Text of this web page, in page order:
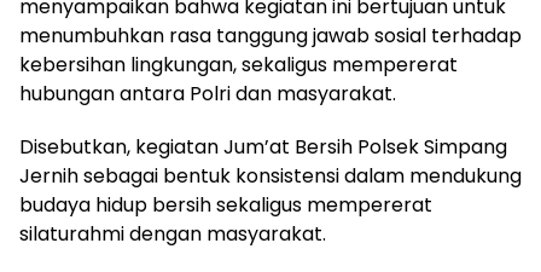
menyampaikan bahwa kegiatan ini bertujuan untuk
menumbuhkan rasa tanggung jawab sosial terhadap
kebersihan lingkungan, sekaligus mempererat
hubungan antara Polri dan masyarakat.
Disebutkan, kegiatan Jum’at Bersih Polsek Simpang
Jernih sebagai bentuk konsistensi dalam mendukung
budaya hidup bersih sekaligus mempererat
silaturahmi dengan masyarakat.